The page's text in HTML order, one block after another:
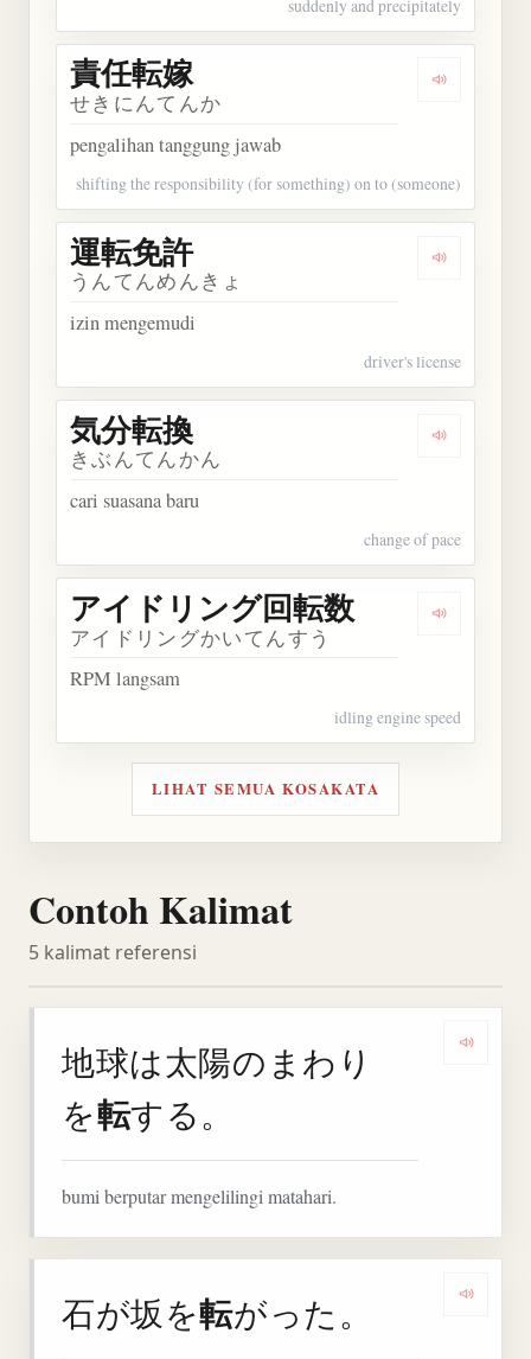
suddenly and precipitately
Dengarkan
責任転嫁
せきにんてんか
pengalihan tanggung jawab
shifting the responsibility (for something) on to (someone)
Dengarkan
運転免許
うんてんめんきょ
izin mengemudi
driver's license
Dengarkan
気分転換
きぶんてんかん
cari suasana baru
change of pace
アイドリング回転数
アイドリングかいてんすう
RPM langsam
idling engine speed
LIHAT SEMUA KOSAKATA
Contoh Kalimat
5 kalimat referensi
地球は太陽のまわり
を転する。
bumi berputar mengelilingi matahari.
石が坂を転がった。